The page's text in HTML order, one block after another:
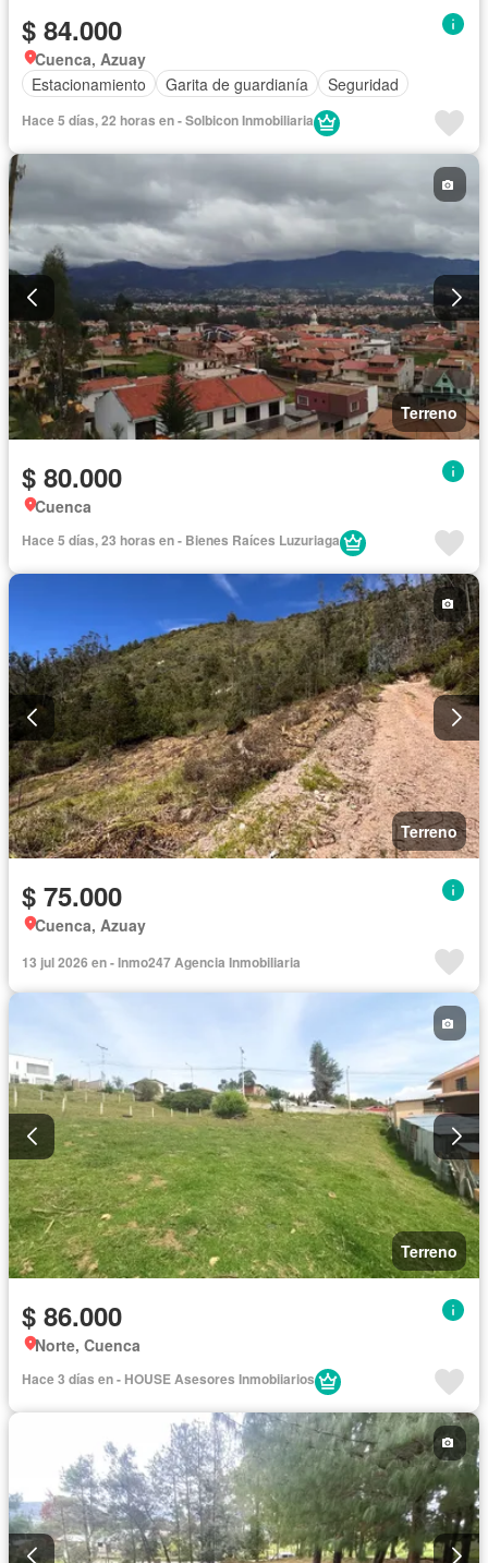
$ 84.000
Cuenca, Azuay
Estacionamiento
Garita de guardianía Seguridad
Hace 5 días, 22 horas en - Solbicon Inmobiliaria
Terreno
$ 80.000
Cuenca
Hace 5 días, 23 horas en - Bienes Raíces Luzuriaga
Terreno
$ 75.000
Cuenca, Azuay
13 jul 2026 en - Inmo247 Agencia Inmobiliaria
Terreno
$ 86.000
Norte, Cuenca
Hace 3 días en - HOUSE Asesores Inmobiiarios